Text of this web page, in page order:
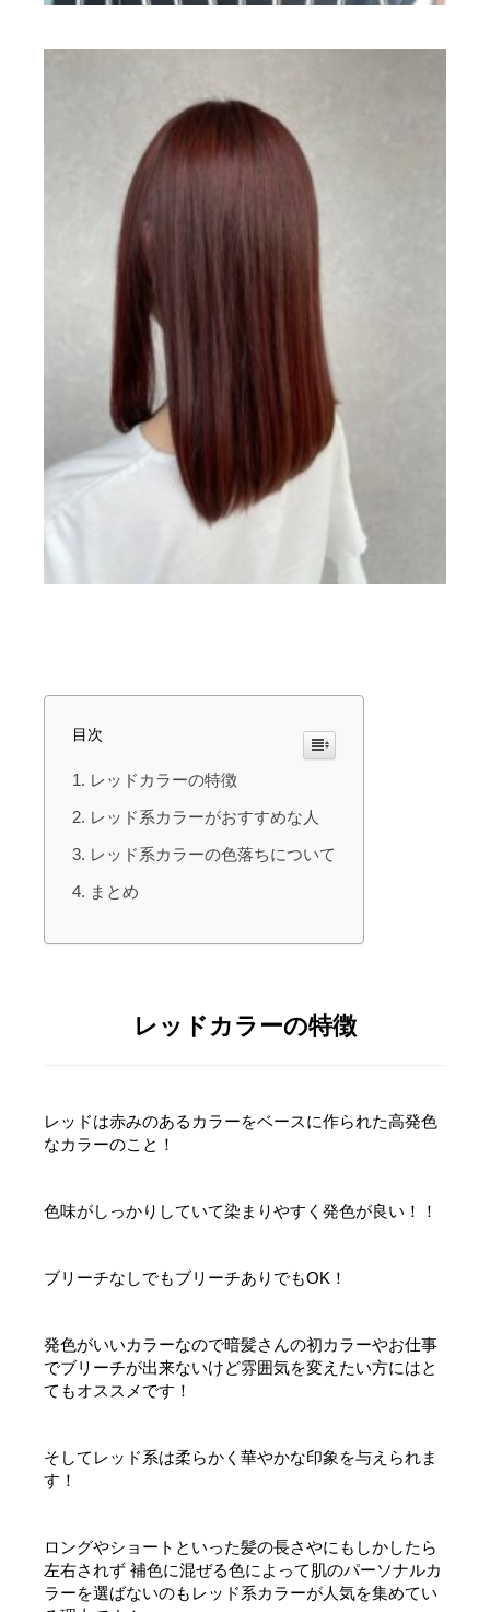
目次
レッドカラーの特徴
レッド系カラーがおすすめな人
レッド系カラーの色落ちについて
まとめ
レッドカラーの特徴
レッドは赤みのあるカラーをベースに作られた高発色
なカラーのこと！
色味がしっかりしていて染まりやすく発色が良い！！
ブリーチなしでもブリーチありでもOK！
発色がいいカラーなので暗髪さんの初カラーやお仕事
でブリーチが出来ないけど雰囲気を変えたい方にはと
てもオススメです！
そしてレッド系は柔らかく華やかな印象を与えられま
す！
ロングやショートといった髪の長さやにもしかしたら
左右されず 補色に混ぜる色によって肌のパーソナルカ
ラーを選ばないのもレッド系カラーが人気を集めてい